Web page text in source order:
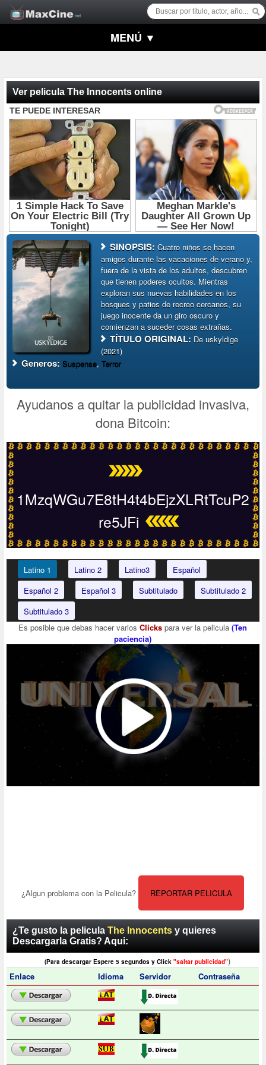
MENÚ ▼
Ver pelicula The Innocents online
SINOPSIS:Cuatro niños se hacen
amigos durante las vacaciones de verano y,
fuera de la vista de los adultos, descubren
que tienen poderes ocultos. Mientras
exploran sus nuevas habilidades en los
bosques y patios de recreo cercanos, su
juego inocente da un giro oscuro y
comienzan a suceder cosas extrañas.
TÍTULO ORIGINAL: De uskyldige
(2021)
Generos:Suspense, Terror
Ayudanos a quitar la publicidad invasiva,
dona Bitcoin:
1MzqWGu7E8tH4t4bEjzXLRtTcuP2
re5JFi
Latino 1 Latino 2 Latino3
Español
Español 2
Español 3 Subtitulado
Subtitulado 2
Subtitulado 3
Es posible que debas hacer variosClicks para ver la pelicula(Ten
paciencia)
¿Algun problema con la Pelicula? REPORTAR PELICULA
¿Te gusto la peliculaThe Innocents y quieres
Descargarla Gratis? Aqui:
(Para descargar Espere 5 segundos y Click "saltar publicidad")
Enlace
Idioma Servidor Contraseña